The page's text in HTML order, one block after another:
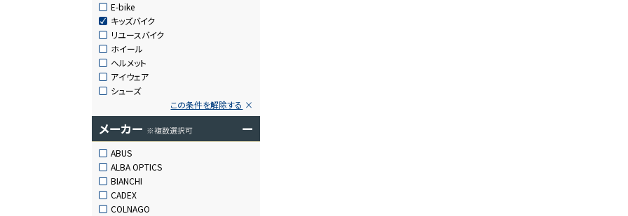
E-bike
キッズバイク
リユースバイク
ホイール
ヘルメット
アイウェア
シューズ
この条件を解除する
メーカー ※複数選択可 ー
ABUS
ALBA OPTICS
BIANCHI
CADEX
COLNAGO